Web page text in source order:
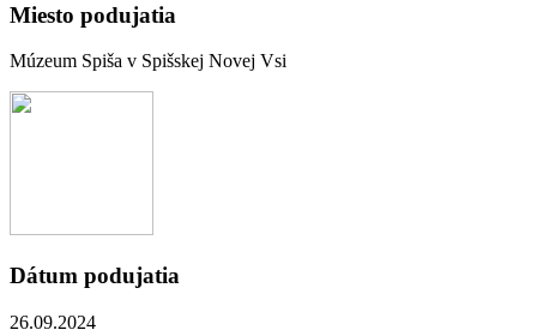
Miesto podujatia
Múzeum Spiša v Spišskej Novej Vsi
Dátum podujatia
26.09.2024